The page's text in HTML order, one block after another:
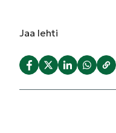
Jaa lehti